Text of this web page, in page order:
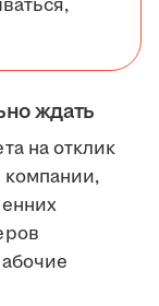
ждать
на отклик
компании,